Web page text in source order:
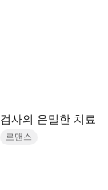
검사의 은밀한 치료
로맨스